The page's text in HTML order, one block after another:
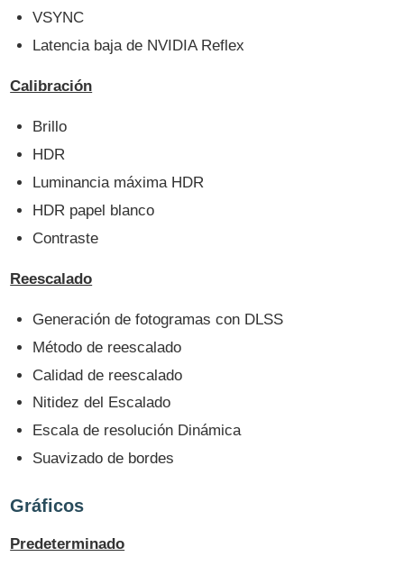
VSYNC
Latencia baja de NVIDIA Reflex
Calibración
Brillo
HDR
Luminancia máxima HDR
HDR papel blanco
Contraste
Reescalado
Generación de fotogramas con DLSS
Método de reescalado
Calidad de reescalado
Nitidez del Escalado
Escala de resolución Dinámica
Suavizado de bordes
Gráficos
Predeterminado